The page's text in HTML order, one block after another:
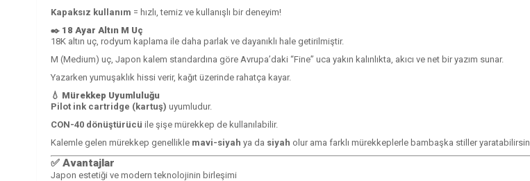
Kapaksız kullanım = hızlı, temiz ve kullanışlı bir deneyim!
✒️ 18 Ayar Altın M Uç
18K altın uç, rodyum kaplama ile daha parlak ve dayanıklı hale getirilmiştir.
M (Medium) uç, Japon kalem standardına göre Avrupa’daki “Fine” uca yakın kalınlıkta, akıcı ve net bir yazım sunar.
Yazarken yumuşaklık hissi verir, kağıt üzerinde rahatça kayar.
💧 Mürekkep Uyumluluğu
Pilot ink cartridge (kartuş) uyumludur.
CON-40 dönüştürücü ile şişe mürekkep de kullanılabilir.
Kalemle gelen mürekkep genellikle mavi-siyah ya da siyah olur ama farklı mürekkeplerle bambaşka stiller yaratabilirsin.
✅ Avantajlar
Japon estetiği ve modern teknolojinin birleşimi